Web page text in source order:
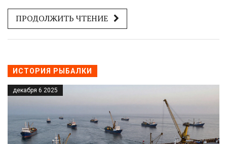
рыболовства сегодня - это борьба между прибылью и
выживанием.
ПРОДОЛЖИТЬ ЧТЕНИЕ
ИСТОРИЯ РЫБАЛКИ
декабря 6 2025